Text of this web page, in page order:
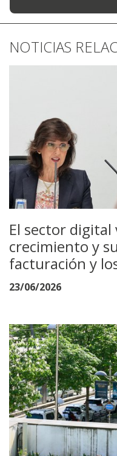
NOTICIAS
El sector digital
crecimiento y
facturación y
23/06/2026